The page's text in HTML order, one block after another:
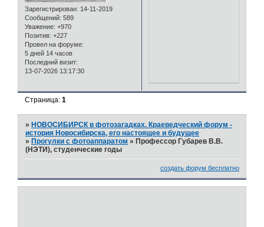
Зарегистрирован: 14-11-2019
Сообщений: 589
Уважение: +970
Позитив: +227
Провел на форуме:
5 дней 14 часов
Последний визит:
13-07-2026 13:17:30
Страница:1
»НОВОСИБИРСК в фотозагадках. Краеведческий форум -
история Новосибирска, его настоящее и будущее
»Прогулки с фотоаппаратом »Профессор Губарев В.В.
(НЭТИ), студенческие годы
создать форум бесплатно